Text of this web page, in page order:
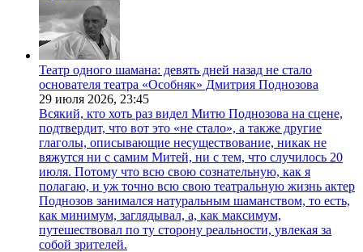
Театр одного шамана: девять дней назад не стало
основателя театра «Особняк» Дмитрия Поднозова
29 июля 2026, 23:45
Всякий, кто хоть раз видел Митю Поднозова на сцене,
подтвердит, что вот это «не стало», а также другие
глаголы, описывающие несуществование, никак не
вяжутся ни с самим Митей, ни с тем, что случилось 20
июля. Потому что всю свою сознательную, как я
полагаю, и уж точно всю свою театральную жизнь актер
Поднозов занимался натуральным шаманством, то есть,
как минимум, заглядывал, а, как максимум,
путешествовал по ту сторону реальности, увлекая за
собой зрителей.